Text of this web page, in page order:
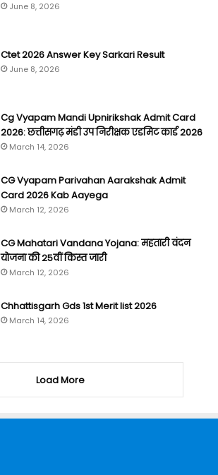
June 8, 2026
Ctet 2026 Answer Key Sarkari Result
June 8, 2026
Cg Vyapam Mandi Upnirikshak Admit Card
2026: छत्तीसगढ़ मंडी उप निरीक्षक एडमिट कार्ड 2026
March 14, 2026
CG Vyapam Parivahan Aarakshak Admit
Card 2026 Kab Aayega
March 12, 2026
CG Mahatari Vandana Yojana: महतारी वंदन
योजना की 25वीं किस्त जारी
March 12, 2026
Chhattisgarh Gds 1st Merit list 2026
March 14, 2026
Load More